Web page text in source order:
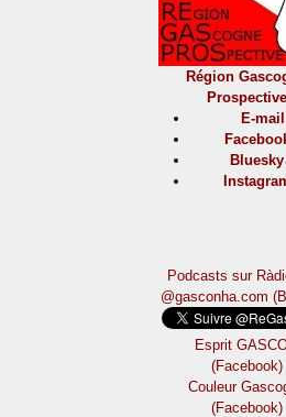
Région
Prospective
E-mail
Bluesky
Podcasts sur
@gasconha.com
Esprit
(Facebook)
Couleur
(Facebook)